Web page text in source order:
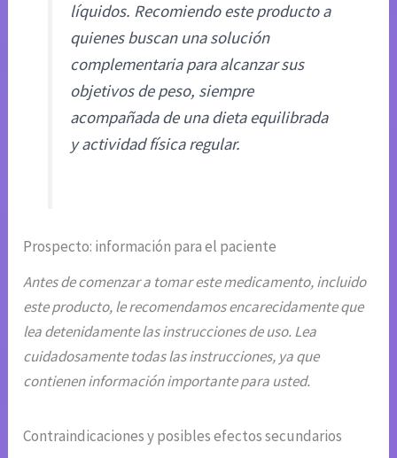
líquidos. Recomiendo este producto a
quienes buscan una solución
complementaria para alcanzar sus
objetivos de peso, siempre
acompañada de una dieta equilibrada
y actividad física regular.
Prospecto: información para el paciente
Antes de comenzar a tomar este medicamento, incluido
este producto, le recomendamos encarecidamente que
lea detenidamente las instrucciones de uso. Lea
cuidadosamente todas las instrucciones, ya que
contienen información importante para usted.
Contraindicaciones y posibles efectos secundarios